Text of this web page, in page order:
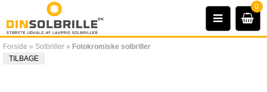
0
Forside » Solbriller » Fotokromiske solbriller
TILBAGE